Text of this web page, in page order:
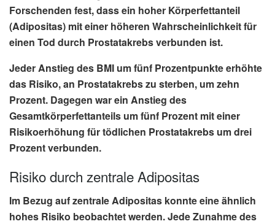
Forschenden fest, dass ein hoher Körperfettanteil
(Adipositas) mit einer höheren Wahrscheinlichkeit für
einen Tod durch Prostatakrebs verbunden ist.
JederAnstieg des BMI um fünf Prozentpunkteerhöhte
das Risiko, an Prostatakrebs zu sterben, umzehn
Prozent. Dagegen war ein Anstieg des
Gesamtkörperfettanteils um fünf Prozent mit einer
Risikoerhöhung für tödlichen Prostatakrebs umdrei
Prozentverbunden.
Risiko durch zentrale Adipositas
Im Bezug auf zentrale Adipositas konnte eine ähnlich
hohes Risiko beobachtet werden. JedeZunahme des